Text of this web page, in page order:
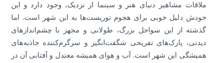
ملاقات مشاهیر دنیای هنر و سینما از نزدیک، وجود دارد و این
خودش دلیل خوبی برای هجوم توریست‌ها به این شهر است. اما
گذشته از این سواحل بزرگ، طولانی و مجهز با چشم‌اندازهای
دیدنی، پارک‌های تفریحی شگفت‌انگیز و سرگرم‌کننده جاذبه‌های
همیشگی این شهر است. آب و هوای همیشه معتدل و آفتابی آن در